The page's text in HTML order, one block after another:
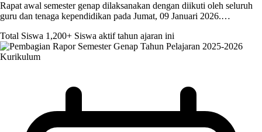
Rapat awal semester genap dilaksanakan dengan diikuti oleh seluruh
guru dan tenaga kependidikan pada Jumat, 09 Januari 2026.…
Total Siswa 1,200+ Siswa aktif tahun ajaran ini
Kurikulum